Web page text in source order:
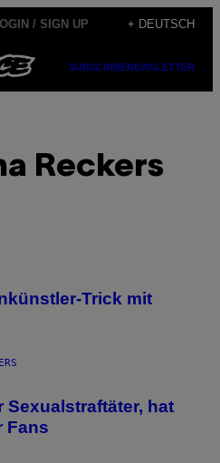
/ SIGN UP + DEUTSCH
SUBSCRIBENEWSLETTER
Reckers
Trick mit
Sexualstraftäter, hat
Fans